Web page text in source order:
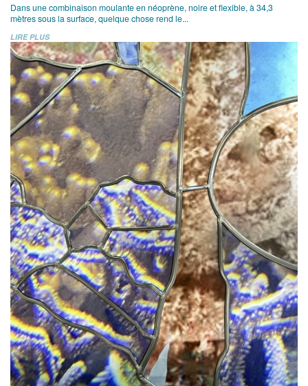
Dans une combinaison moulante en néoprène, noire et flexible, à 34,3
mètres sous la surface, quelque chose rend le...
LIRE PLUS